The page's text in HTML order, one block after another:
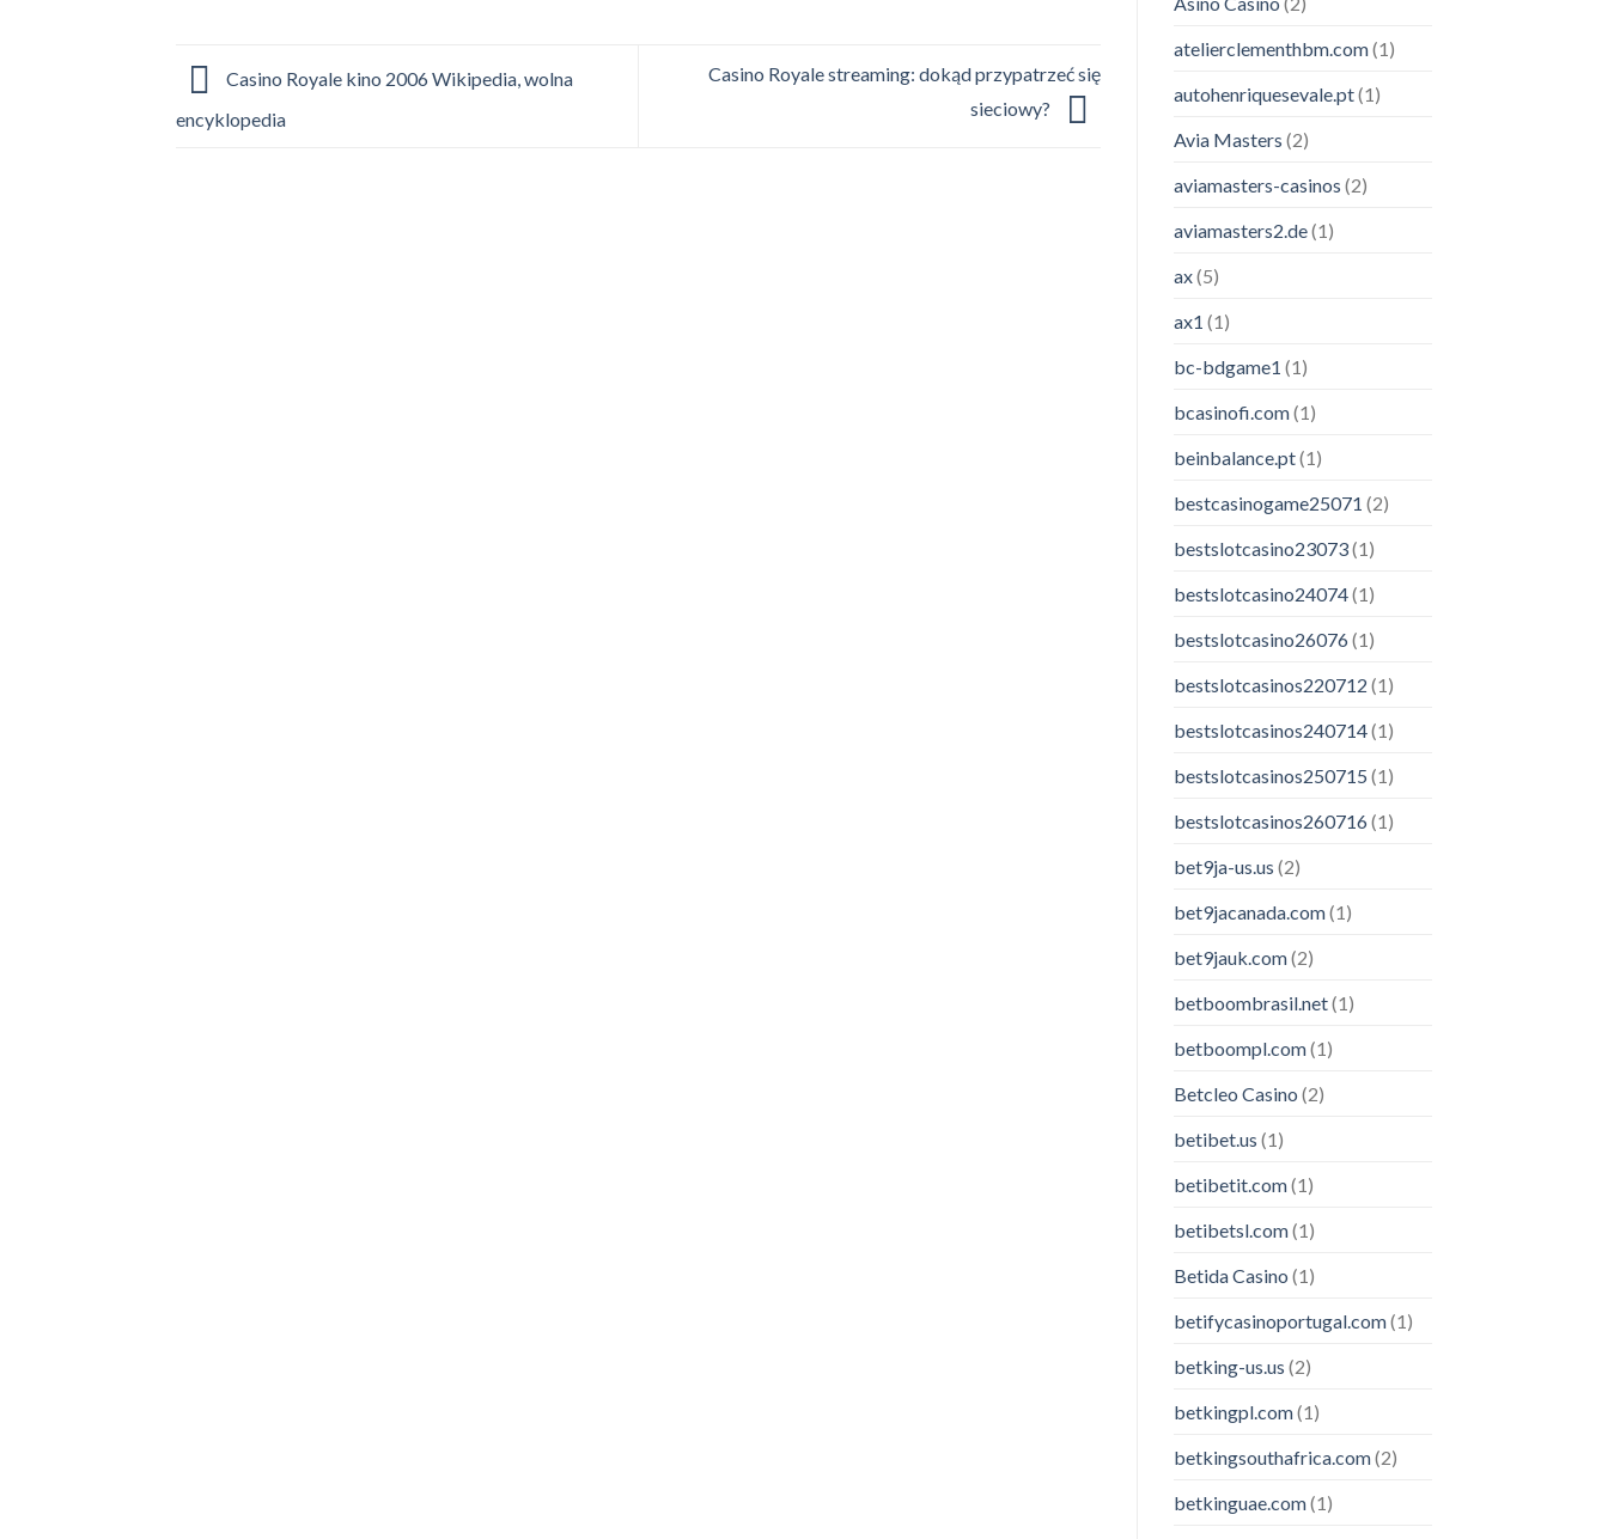
Casino Royale kino 2006 Wikipedia, wolna
encyklopedia
Casino Royale streaming: dokąd przypatrzeć się
sieciowy?
atelierclementhbm.com(1)
autohenriquesevale.pt(1)
Avia Masters (2)
aviamasters-casinos (2)
aviamasters2.de(1)
ax(5)
ax1 (1)
bc-bdgame1 (1)
bcasinofi.com(1)
beinbalance.pt(1)
bestcasinogame25071 (2)
bestslotcasino23073(1)
bestslotcasino24074(1)
bestslotcasino26076(1)
bestslotcasinos220712 (1)
bestslotcasinos240714(1)
bestslotcasinos250715 (1)
bestslotcasinos260716(1)
bet9ja-us.us (2)
bet9jacanada.com(1)
bet9jauk.com(2)
betboombrasil.net(1)
betboompl.com(1)
Betcleo Casino (2)
betibet.us (1)
betibetit.com(1)
betibetsl.com(1)
Betida Casino (1)
betifycasinoportugal.com(1)
betking-us.us (2)
betkingpl.com(1)
betkingsouthafrica.com(2)
betkinguae.com(1)